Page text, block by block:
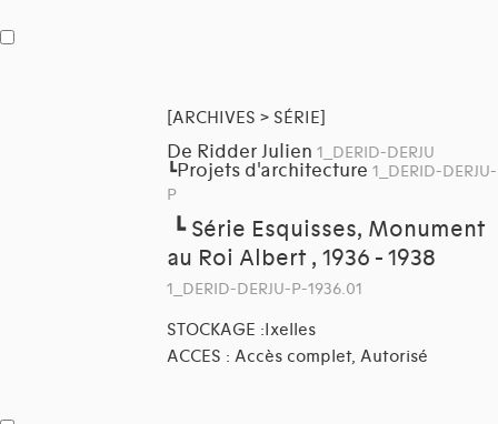
[ARCHIVES > SÉRIE]
De Ridder Julien 1_DERID-DERJU
┗Projets d'architecture 1_DERID-DERJU-
P
┗ Série Esquisses, Monument
au Roi Albert , 1936 - 1938
1_DERID-DERJU-P-1936.01
STOCKAGE :Ixelles
ACCES : Accès complet, Autorisé